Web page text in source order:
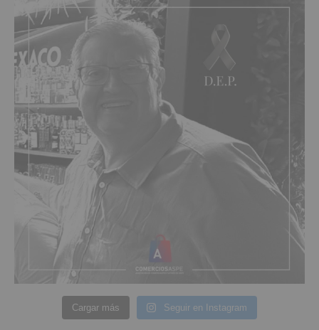
Cargar más Seguir en Instagram